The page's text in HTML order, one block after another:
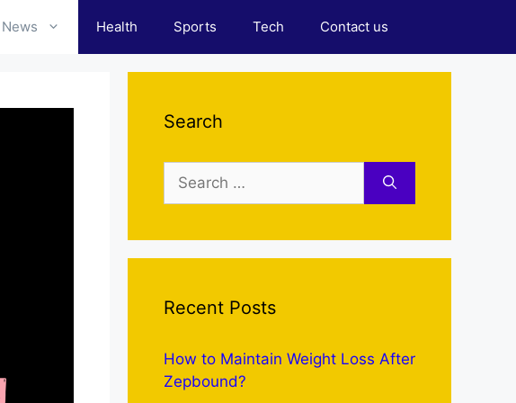
News Health Sports Tech Contact us
Search
Search
for:
Recent Posts
How to Maintain Weight Loss After
Zepbound?